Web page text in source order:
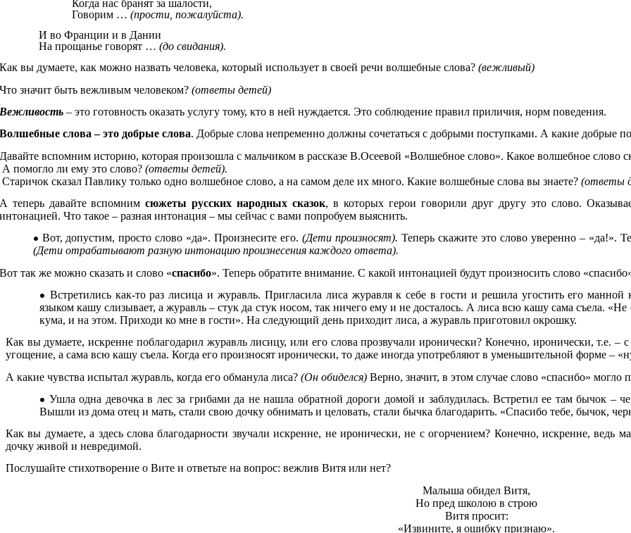
Когда нас бранят за шалости,
Говорим …(прости, пожалуйста).
И во Франции и в Дании
На прощанье говорят …(до свидания).
вы думаете, как можно назвать человека, который использует в своей речи волшебные слова? (вежливый)
значит быть вежливым человеком? (ответы детей)
– это готовность оказать услугу тому, кто в ней нуждается. Это соблюдение правил приличия, норм поведения.
слова – это добрые слова. Добрые слова непременно должны сочетаться с добрыми поступками. А какие добрые
вспомним историю, которая произошла с мальчиком в рассказе В.Осеевой «Волшебное слово». Какое волшебное слово
А помогло ли ему это слово? (ответы детей).
Старичок сказал Павлику только одно волшебное слово, а на самом деле их много. Какие волшебные слова вы знаете? (ответы
теперь давайте вспомнимсюжеты русских народных сказок, в которых герои говорили друг другу это слово.
Что такое – разная интонация – мы сейчас с вами попробуем выяснить.
Вот, допустим, просто слово «да». Произнесите его.(Дети произносят). Теперь скажите это слово уверенно – «да!».
(Дети отрабатывают разную интонацию произнесения каждого ответа).
так же можно сказать и слово «спасибо». Теперь обратите внимание. С какой интонацией будут произносить слово
Встретились как-то раз лисица и журавль. Пригласила лиса журавля к себе в гости и решила угостить его
языком кашу слизывает, а журавль – стук да стук носом, так ничего ему и не досталось. А лиса всю кашу сама съела.
кума, и на этом. Приходи ко мне в гости». На следующий день приходит лиса, а журавль приготовил окрошку.
Как вы думаете, искренне поблагодарил журавль лисицу, или его слова прозвучали иронически? Конечно, иронически, т.е. –
угощение, а сама всю кашу съела. Когда его произносят иронически, то даже иногда употребляют в уменьшительной форме –
А какие чувства испытал журавль, когда его обманула лиса? (Он обиделся) Верно, значит, в этом случае слово «спасибо» могло
Ушла одна девочка в лес за грибами да не нашла обратной дороги домой и заблудилась. Встретил ее там бычок –
Вышли из дома отец и мать, стали свою дочку обнимать и целовать, стали бычка благодарить. «Спасибо тебе, бычок,
Как вы думаете, а здесь слова благодарности звучали искренне, не иронически, не с огорчением? Конечно, искренне,
дочку живой и невредимой.
Послушайте стихотворение о Вите и ответьте на вопрос: вежлив Витя или нет?
Малыша обидел Витя,
Но пред школою в строю
Витя просит:
«Извините, я ошибку признаю».